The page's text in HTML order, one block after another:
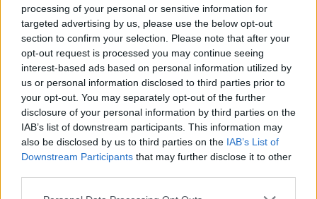
processing of your personal or sensitive information for
targeted advertising by us, please use the below opt-out
section to confirm your selection. Please note that after your
opt-out request is processed you may continue seeing
interest-based ads based on personal information utilized by
us or personal information disclosed to third parties prior to
your opt-out. You may separately opt-out of the further
disclosure of your personal information by third parties on the
IAB’s list of downstream participants. This information may
also be disclosed by us to third parties on the IAB’s List of
Downstream Participants that may further disclose it to other